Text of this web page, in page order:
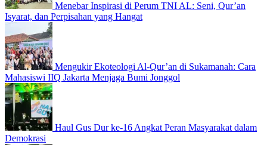
Menebar Inspirasi di Perum TNI AL: Seni, Qur’an
Isyarat, dan Perpisahan yang Hangat
Mengukir Ekoteologi Al-Qur’an di Sukamanah: Cara
Mahasiswi IIQ Jakarta Menjaga Bumi Jonggol
Haul Gus Dur ke-16 Angkat Peran Masyarakat dalam
Demokrasi